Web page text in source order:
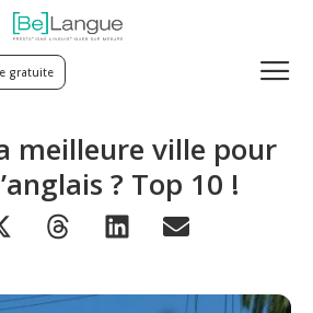
gratuite
meilleure ville pour
? Top 10 !